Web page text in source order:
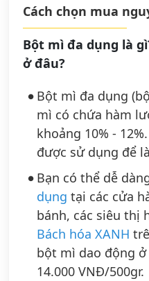
Cách chọn mua
Bột mì đa dụng là
ở đâu?
Bột mì đa dụng
mì có chứa hàm
khoảng 10% -
được sử dụng để
Bạn có thể dễ
dụng tại các cửa
bánh, các siêu thị
Bách hóa XANH
bột mì dao động
14.000 VNĐ/500gr.